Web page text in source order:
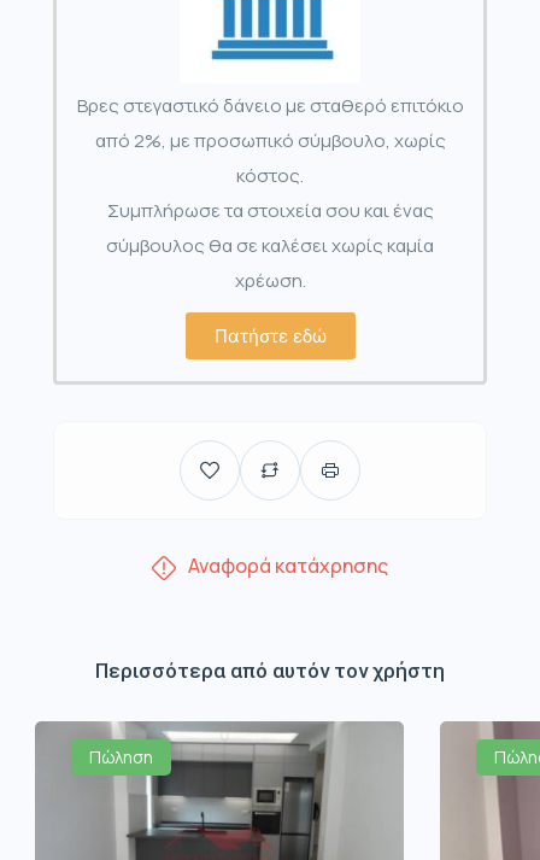
Βρες στεγαστικό δάνειο με σταθερό επιτόκιο
από 2%, με προσωπικό σύμβουλο, χωρίς
κόστος.
Συμπλήρωσε τα στοιχεία σου και ένας
σύμβουλος θα σε καλέσει χωρίς καμία
χρέωση.
Πατήστε εδώ
Αναφορά κατάχρησης
Περισσότερα από αυτόν τον χρήστη
Πώληση